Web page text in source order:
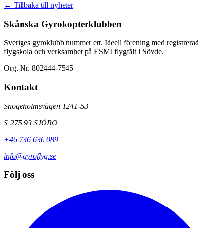
← Tillbaka till nyheter
Skånska Gyrokopterklubben
Sveriges gyroklubb nummer ett. Ideell förening med registrerad
flygskola och verksamhet på ESMI flygfält i Sövde.
Org. Nr. 802444-7545
Kontakt
Snogeholmsvägen 1241-53
S-275 93 SJÖBO
+46 736 636 089
info@gyroflyg.se
Följ oss